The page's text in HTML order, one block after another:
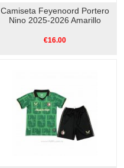
Camiseta Feyenoord Portero
Nino 2025-2026 Amarillo
€16.00